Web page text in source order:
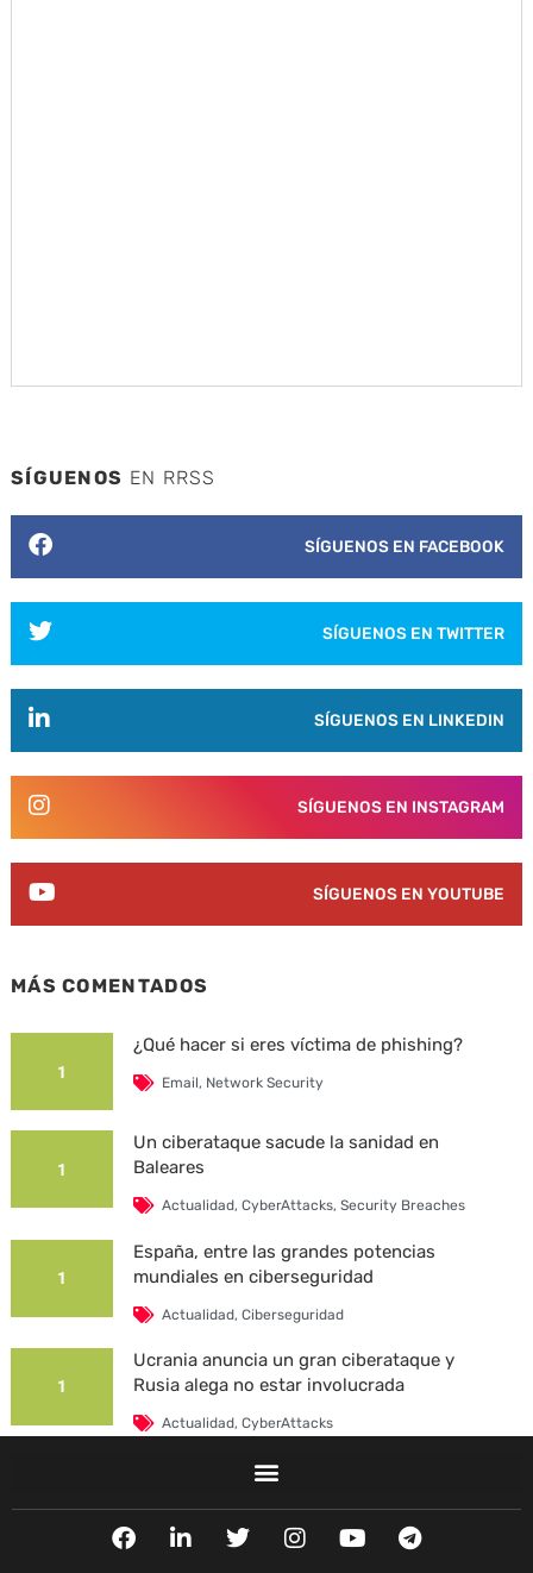
SÍGUENOS EN RRSS
SÍGUENOS EN FACEBOOK
SÍGUENOS EN TWITTER
SÍGUENOS EN LINKEDIN
SÍGUENOS EN INSTAGRAM
SÍGUENOS EN YOUTUBE
MÁS COMENTADOS
1
¿Qué hacer si eres víctima de phishing?
Email, Network Security
1
Un ciberataque sacude la sanidad en
Baleares
Actualidad,CyberAttacks,Security Breaches
1
España, entre las grandes potencias
mundiales en ciberseguridad
Actualidad,Ciberseguridad
1
Ucrania anuncia un gran ciberataque y
Rusia alega no estar involucrada
Actualidad,CyberAttacks
La Universidad Autónoma de Barcelona es
Actualidad,CyberAttacks ,Security Breaches
F
a
L
i
T
w
I
n
Y
o
T
e